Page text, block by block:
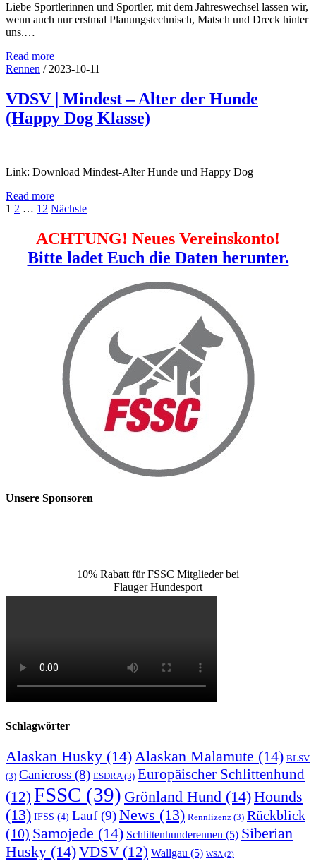
Rennen
Ausschreibung DM Dryland 2025
Ausschreibung DM Dryland Lauf 2025 Merkblatt DM Dryland
2025 incl. Altersklassen DM
Continue Reading
Liebe Sportlerinnen und Sportler, mit dem Jahreswechsel lassen wir,
wenn auch nur erstmal Planungstechnisch, Matsch und Dreck hinter
uns.…
Read more
Rennen / 2023-10-11
VDSV | Mindest – Alter der Hunde
(Happy Dog Klasse)
Link: Download Mindest-Alter Hunde und Happy Dog
Read more
Seitennummerierung
Beiträge
1 2 … 12 Nächste
ACHTUNG! Neues Vereinskonto!
Bitte ladet Euch die Daten herunter.
Unsere Sponsoren
10% Rabatt für FSSC Mitglieder bei
Flauger Hundesport
Schlagwörter
Alaskan Husky (14) Alaskan Malamute (14) BLSV
(3) Canicross (8) ESDRA(3) Europäischer Schlittenhund
(12) FSSC (39) Grönland Hund (14)Hounds
(13) IFSS (4) Lauf(9)News (13) Rennlizenz (3) Rückblick
(10) Samojede (14) Schlittenhunderennen (5) Siberian
Husky (14)VDSV (12) Wallgau (5) WSA (2)